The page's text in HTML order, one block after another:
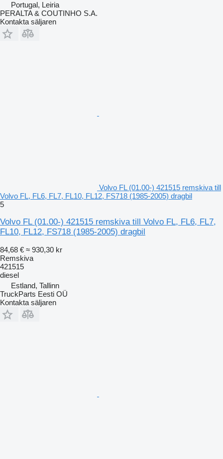
Portugal, Leiria
PERALTA & COUTINHO S.A.
Kontakta säljaren
Volvo FL (01.00-) 421515 remskiva till
Volvo FL, FL6, FL7, FL10, FL12, FS718 (1985-2005) dragbil
5
Volvo FL (01.00-) 421515 remskiva till Volvo FL, FL6, FL7,
FL10, FL12, FS718 (1985-2005) dragbil
84,68 € ≈ 930,30 kr
Remskiva
421515
diesel
Estland, Tallinn
TruckParts Eesti OÜ
Kontakta säljaren